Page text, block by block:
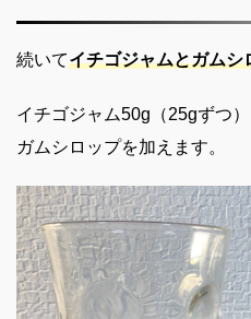
続いてイチゴジャムとガムシ
イチゴジャム50g（25gずつ
ガムシロップを加えます。